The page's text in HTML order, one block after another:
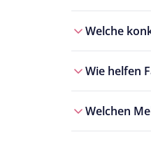
Welche
Wie helfen
Welchen